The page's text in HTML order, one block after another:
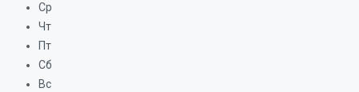
Ср
Чт
Пт
Сб
Вс